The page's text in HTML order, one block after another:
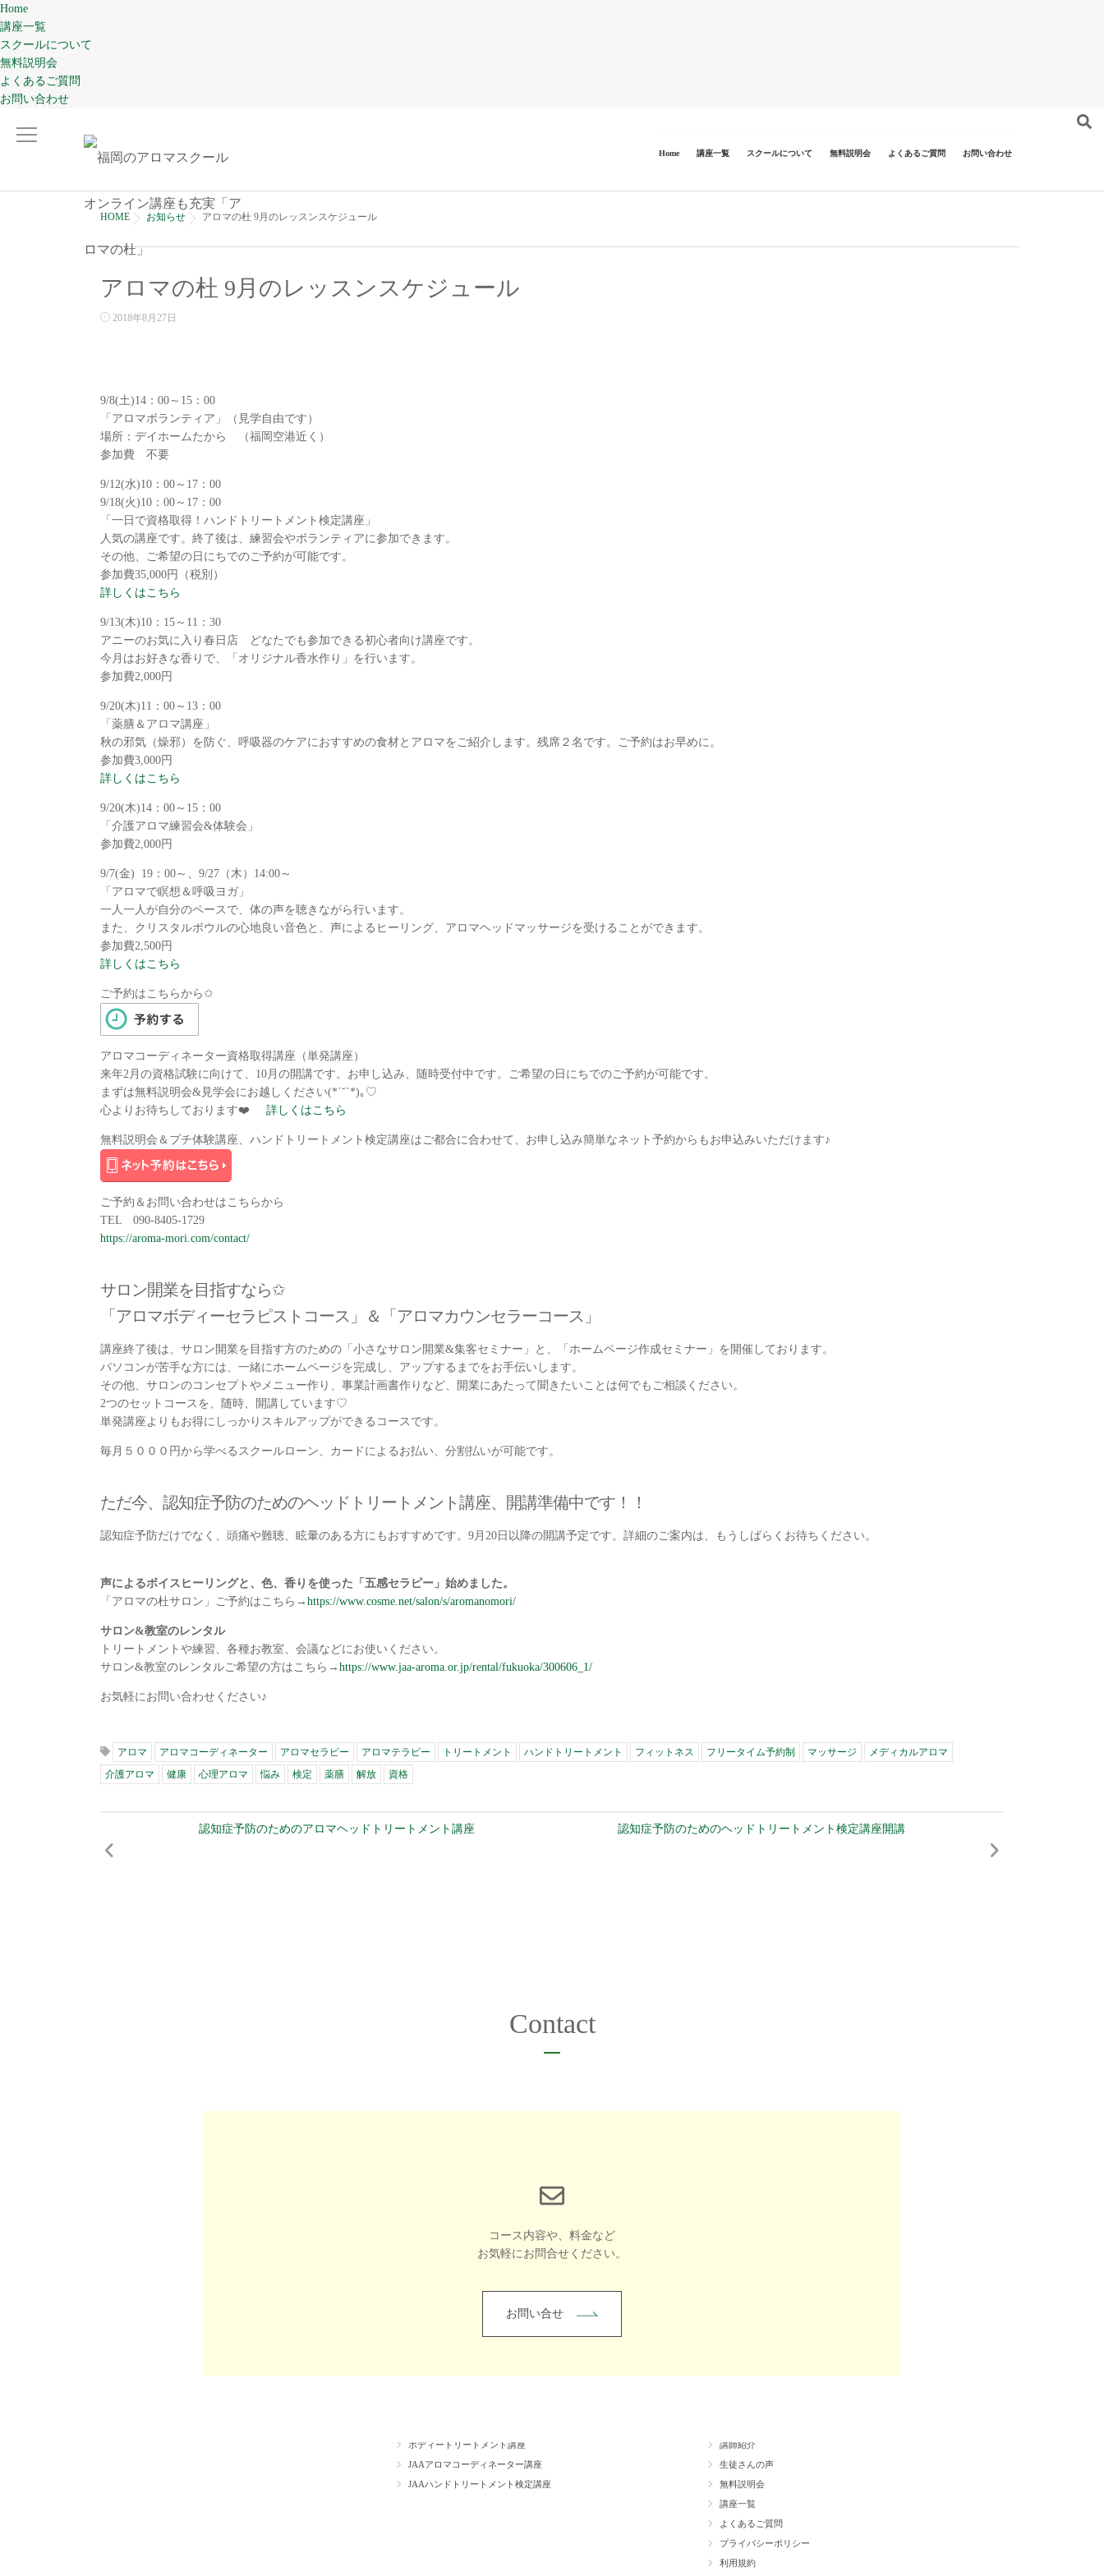
Home
講座一覧
スクールについて
無料説明会
よくあるご質問
お問い合わせ
Home 講座一覧 スクールについて 無料説明会 よくあるご質問 お問い合わせ
HOME お知らせ アロマの杜 9月のレッスンスケジュール
アロマの杜 9月のレッスンスケジュール
2018年8月27日
9/8(土)14：00～15：00
「アロマボランティア」（見学自由です）
場所：デイホームたから （福岡空港近く）
参加費 不要
9/12(水)10：00～17：00
9/18(火)10：00～17：00
「一日で資格取得！ハンドトリートメント検定講座」
人気の講座です。終了後は、練習会やボランティアに参加できます。
その他、ご希望の日にちでのご予約が可能です。
参加費35,000円（税別）
詳しくはこちら
9/13(木)10：15～11：30
アニーのお気に入り春日店 どなたでも参加できる初心者向け講座です。
今月はお好きな香りで、「オリジナル香水作り」を行います。
参加費2,000円
9/20(木)11：00～13：00
「薬膳＆アロマ講座」
秋の邪気（燥邪）を防ぐ、呼吸器のケアにおすすめの食材とアロマをご紹介します。残席２名です。ご予約はお早めに。
参加費3,000円
詳しくはこちら
9/20(木)14：00～15：00
「介護アロマ練習会&体験会」
参加費2,000円
9/7(金) 19：00～、9/27（木）14:00～
「アロマで瞑想＆呼吸ヨガ」
一人一人が自分のペースで、体の声を聴きながら行います。
また、クリスタルボウルの心地良い音色と、声によるヒーリング、アロマヘッドマッサージを受けることができます。
参加費2,500円
詳しくはこちら
ご予約はこちらから✩
アロマコーディネーター資格取得講座（単発講座）
来年2月の資格試験に向けて、10月の開講です。お申し込み、随時受付中です。ご希望の日にちでのご予約が可能です。
まずは無料説明会&見学会にお越しください(*ˊ˘ˋ*)｡♡
心よりお待ちしております❤️ 詳しくはこちら
無料説明会＆プチ体験講座、ハンドトリートメント検定講座はご都合に合わせて、お申し込み簡単なネット予約からもお申込みいただけます♪
ご予約＆お問い合わせはこちらから
TEL 090-8405-1729
https://aroma-mori.com/contact/
サロン開業を目指すなら✩
「アロマボディーセラピストコース」＆「アロマカウンセラーコース」
講座終了後は、サロン開業を目指す方のための「小さなサロン開業&集客セミナー」と、「ホームページ作成セミナー」を開催しております。
パソコンが苦手な方には、一緒にホームページを完成し、アップするまでをお手伝いします。
その他、サロンのコンセプトやメニュー作り、事業計画書作りなど、開業にあたって聞きたいことは何でもご相談ください。
2つのセットコースを、随時、開講しています♡
単発講座よりもお得にしっかりスキルアップができるコースです。
毎月５０００円から学べるスクールローン、カードによるお払い、分割払いが可能です。
ただ今、認知症予防のためのヘッドトリートメント講座、開講準備中です！！
認知症予防だけでなく、頭痛や難聴、眩暈のある方にもおすすめです。9月20日以降の開講予定です。詳細のご案内は、もうしばらくお待ちください。
声によるボイスヒーリングと、色、香りを使った「五感セラピー」始めました。
「アロマの杜サロン」ご予約はこちら→ https://www.cosme.net/salon/s/aromanomori/
サロン&教室のレンタル
トリートメントや練習、各種お教室、会議などにお使いください。
サロン&教室のレンタルご希望の方はこちら→ https://www.jaa-aroma.or.jp/rental/fukuoka/300606_1/
お気軽にお問い合わせください♪
アロマ アロマコーディネーター アロマセラピー アロマテラピー トリートメント ハンドトリートメント フィットネス フリータイム予約制 マッサージ
メディカルアロマ
介護アロマ
健康 心理アロマ 悩み 検定 薬膳 解放 資格
認知症予防のためのアロマヘッドトリートメント講座 認知症予防のためのヘッドトリートメント検定講座開講
Contact
コース内容や、料金など
お気軽にお問合せください。
お問い合せ
ボディートリートメント講座
JAAアロマコーディネーター講座
JAAハンドトリートメント検定講座
講師紹介
生徒さんの声
無料説明会
講座一覧
よくあるご質問
プライバシーポリシー
利用規約